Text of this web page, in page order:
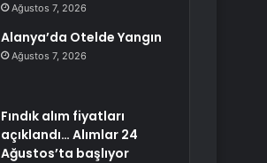
Ağustos 7, 2026
Alanya’da Otelde Yangın
Ağustos 7, 2026
Fındık alım fiyatları
açıklandı… Alımlar 24
Ağustos’ta başlıyor